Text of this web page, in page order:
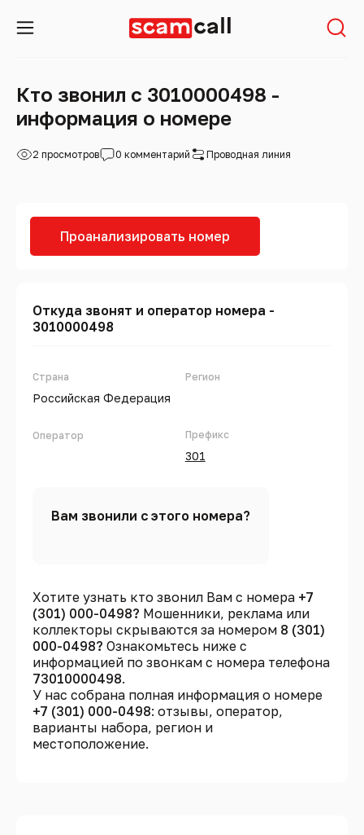
Кто звонил с 3010000498 -
информация о номере
2 просмотров 0 комментарий Проводная линия
Проанализировать номер
Откуда звонят и оператор номера -
3010000498
Страна
Российская Федерация
Оператор
Регион
Префикс
301
Вам звонили с этого номера?
Хотите узнать кто звонил Вам с номера +7
(301) 000-0498? Мошенники, реклама или
коллекторы скрываются за номером 8 (301)
000-0498? Ознакомьтесь ниже с
информацией по звонкам с номера телефона
73010000498.
У нас собрана полная информация о номере
+7 (301) 000-0498: отзывы, оператор,
варианты набора, регион и
местоположение.